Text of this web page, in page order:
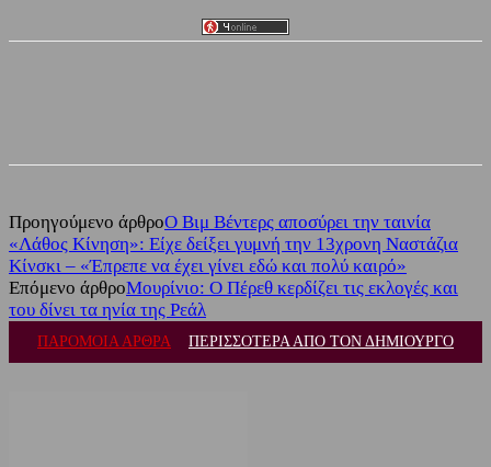
Προηγούμενο άρθροΟ Βιμ Βέντερς αποσύρει την ταινία
«Λάθος Κίνηση»: Είχε δείξει γυμνή την 13χρονη Ναστάζια
Κίνσκι – «Έπρεπε να έχει γίνει εδώ και πολύ καιρό»
Επόμενο άρθροΜουρίνιο: Ο Πέρεθ κερδίζει τις εκλογές και
του δίνει τα ηνία της Ρεάλ
ΠΑΡΟΜΟΙΑ ΑΡΘΡΑ ΠΕΡΙΣΣΟΤΕΡΑ ΑΠΟ ΤΟΝ ΔΗΜΙΟΥΡΓΟ